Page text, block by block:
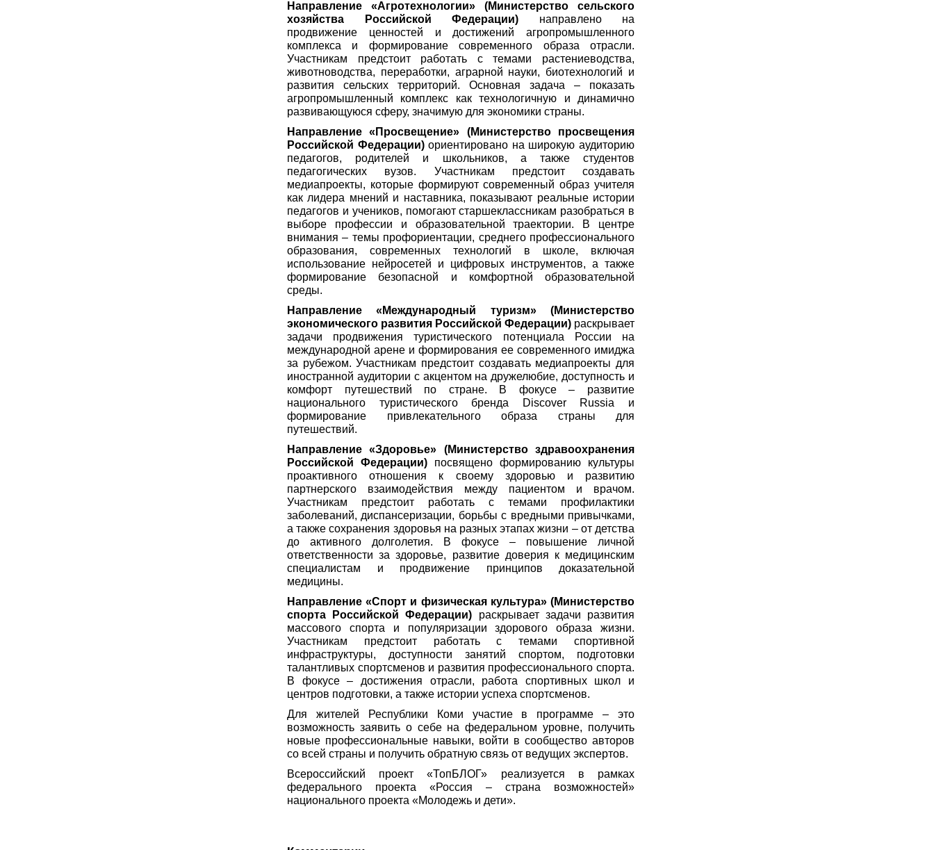
Направление «Агротехнологии» (Министерство сельского
хозяйства Российской Федерации) направлено на
продвижение ценностей и достижений агропромышленного
комплекса и формирование современного образа отрасли.
Участникам предстоит работать с темами растениеводства,
животноводства, переработки, аграрной науки, биотехнологий и
развития сельских территорий. Основная задача – показать
агропромышленный комплекс как технологичную и динамично
развивающуюся сферу, значимую для экономики страны.
Направление «Просвещение» (Министерство просвещения
Российской Федерации)ориентировано на широкую аудиторию
педагогов, родителей и школьников, а также студентов
педагогических вузов. Участникам предстоит создавать
медиапроекты, которые формируют современный образ учителя
как лидера мнений и наставника, показывают реальные истории
педагогов и учеников, помогают старшеклассникам разобраться в
выборе профессии и образовательной траектории. В центре
внимания – темы профориентации, среднего профессионального
образования, современных технологий в школе, включая
использование нейросетей и цифровых инструментов, а также
формирование безопасной и комфортной образовательной
среды.
Направление «Международный туризм» (Министерство
экономического развития Российской Федерации) раскрывает
задачи продвижения туристического потенциала России на
международной арене и формирования ее современного имиджа
за рубежом. Участникам предстоит создавать медиапроекты для
иностранной аудитории с акцентом на дружелюбие, доступность и
комфорт путешествий по стране. В фокусе – развитие
национального туристического бренда Discover Russia и
формирование привлекательного образа страны для
путешествий.
Направление «Здоровье» (Министерство здравоохранения
Российской Федерации) посвящено формированию культуры
проактивного отношения к своему здоровью и развитию
партнерского взаимодействия между пациентом и врачом.
Участникам предстоит работать с темами профилактики
заболеваний, диспансеризации, борьбы с вредными привычками,
а также сохранения здоровья на разных этапах жизни – от детства
до активного долголетия. В фокусе – повышение личной
ответственности за здоровье, развитие доверия к медицинским
специалистам и продвижение принципов доказательной
медицины.
Направление «Спорт и физическая культура» (Министерство
спорта Российской Федерации) раскрывает задачи развития
массового спорта и популяризации здорового образа жизни.
Участникам предстоит работать с темами спортивной
инфраструктуры, доступности занятий спортом, подготовки
талантливых спортсменов и развития профессионального спорта.
В фокусе – достижения отрасли, работа спортивных школ и
центров подготовки, а также истории успеха спортсменов.
Для жителей Республики Коми
участие в программе – это
возможность заявить о себе на федеральном уровне, получить
новые профессиональные навыки, войти в сообщество авторов
со всей страны и получить обратную связь от ведущих экспертов.
Всероссийский проект «ТопБЛОГ» реализуется в рамках
федерального проекта «Россия – страна возможностей»
национального проекта «Молодежь и дети».